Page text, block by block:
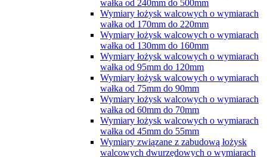
wałka od 240mm do 500mm
Wymiary łożysk walcowych o wymiarach
wałka od 170mm do 220mm
Wymiary łożysk walcowych o wymiarach
wałka od 130mm do 160mm
Wymiary łożysk walcowych o wymiarach
wałka od 95mm do 120mm
Wymiary łożysk walcowych o wymiarach
wałka od 75mm do 90mm
Wymiary łożysk walcowych o wymiarach
wałka od 60mm do 70mm
Wymiary łożysk walcowych o wymiarach
wałka od 45mm do 55mm
Wymiary związane z zabudową łożysk
walcowych dwurzędowych o wymiarach